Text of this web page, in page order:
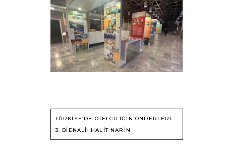
TÜRKIYE’DE OTELCILIĞIN ÖNDERLERI
3. BIENALI: HALIT NARIN